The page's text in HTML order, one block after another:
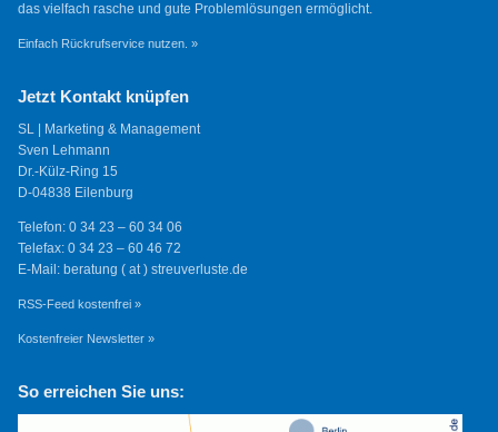
das vielfach rasche und gute Problemlösungen ermöglicht.
Einfach Rückrufservice nutzen. »
Jetzt Kontakt knüpfen
SL | Marketing & Management
Sven Lehmann
Dr.-Külz-Ring 15
D-04838 Eilenburg
Telefon: 0 34 23 – 60 34 06
Telefax: 0 34 23 – 60 46 72
E-Mail: beratung ( at ) streuverluste.de
RSS-Feed kostenfrei »
Kostenfreier Newsletter »
So erreichen Sie uns: